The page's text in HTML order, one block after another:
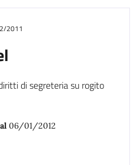
2011
di segreteria su rogito
al 06/01/2012